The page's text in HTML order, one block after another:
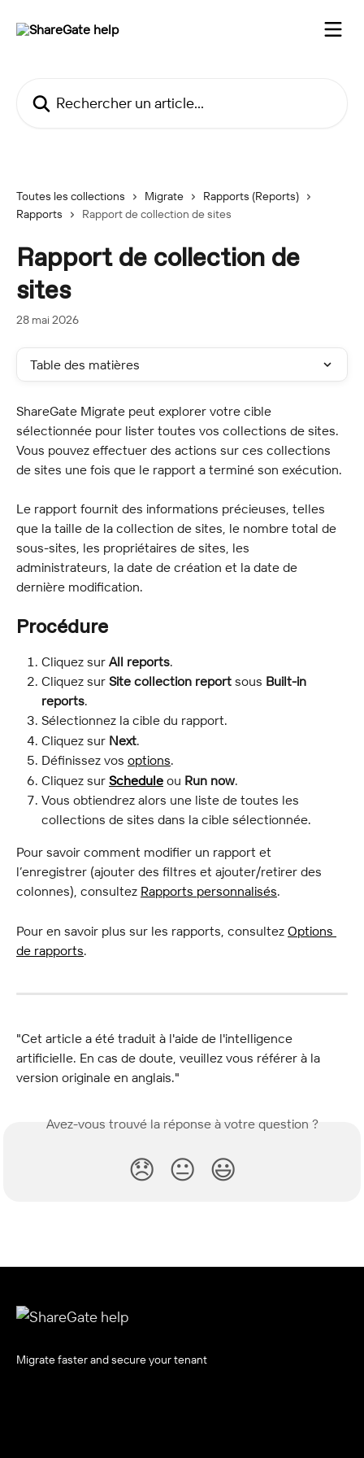
Toutes les collections Migrate
Rapports (Reports)
Rapports
Rapport de collection de sites
Rapport de collection de
sites
28 mai 2026
Table des matières
ShareGate Migrate peut explorer votre cible
sélectionnée pour lister toutes vos collections de sites.
Vous pouvez effectuer des actions sur ces collections
de sites une fois que le rapport a terminé son exécution.
Le rapport fournit des informations précieuses, telles
que la taille de la collection de sites, le nombre total de
sous-sites, les propriétaires de sites, les
administrateurs, la date de création et la date de
dernière modification.
Procédure
Cliquez sur All reports.
Cliquez sur Site collection report sous Built-in
reports.
Sélectionnez la cible du rapport.
Cliquez sur Next.
Définissez vos options.
Cliquez sur Schedule ou Run now.
Vous obtiendrez alors une liste de toutes les
collections de sites dans la cible sélectionnée.
Pour savoir comment modifier un rapport et
l’enregistrer (ajouter des filtres et ajouter/retirer des
colonnes), consultez Rapports personnalisés.
Pour en savoir plus sur les rapports, consultez Options
de rapports.
"Cet article a été traduit à l'aide de l'intelligence
artificielle. En cas de doute, veuillez vous référer à la
version originale en anglais."
Avez-vous trouvé la réponse à votre question ?
😞 😐 😃
Migrate faster and secure your tenant